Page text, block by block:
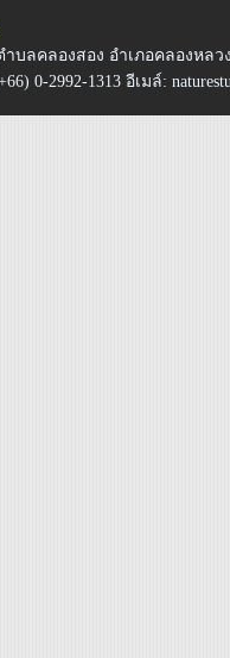
บลคลองสอง อำเภอคลองหลว
0-2992-1313 อีเมล์: